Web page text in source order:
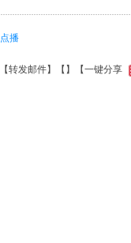
点播
转发邮件】【 】 【一键分享